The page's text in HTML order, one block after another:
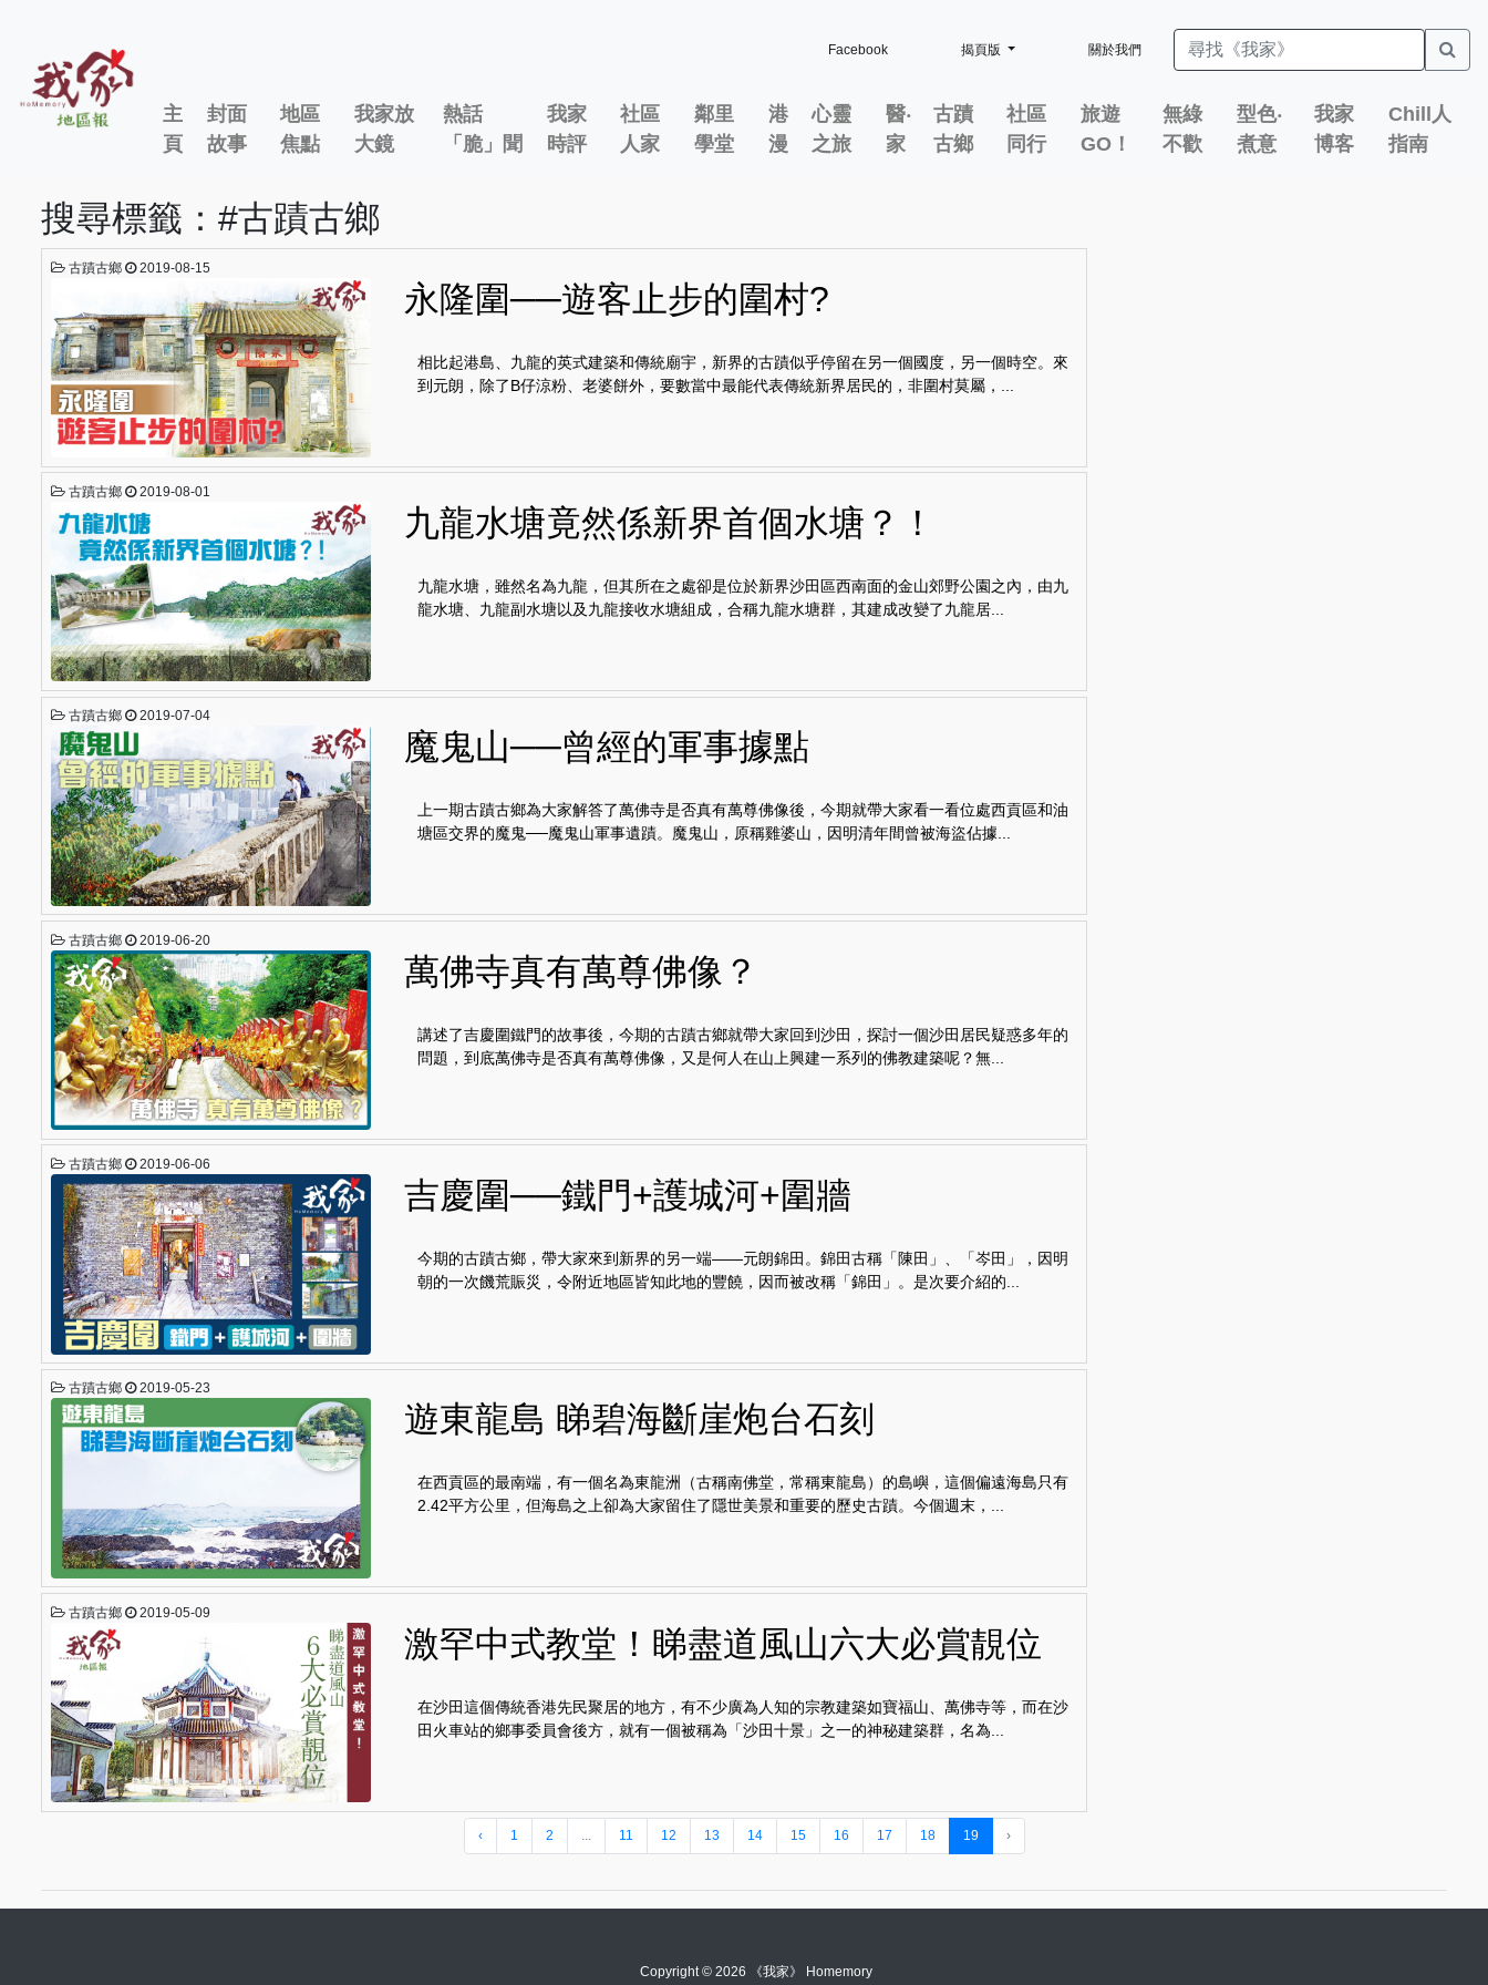
Facebook 揭頁版 關於我們
主
頁
封面
故事
地區
焦點
我家放
大鏡
熱話
「脆」聞
我家
時評
社區
人家
鄰里
學堂
港
漫
心靈
之旅
醫‧
家
古蹟
古鄉
社區
同行
旅遊
GO！
無綠
不歡
型色‧
煮意
我家
博客
Chill人
指南
搜尋標籤：#古蹟古鄉
古蹟古鄉 2019-08-15
永隆圍──遊客止步的圍村?
相比起港島、九龍的英式建築和傳統廟宇，新界的古蹟似乎停留在另一個國度，另一個時空。來
到元朗，除了B仔涼粉、老婆餅外，要數當中最能代表傳統新界居民的，非圍村莫屬，...
古蹟古鄉 2019-08-01
九龍水塘竟然係新界首個水塘？！
九龍水塘，雖然名為九龍，但其所在之處卻是位於新界沙田區西南面的金山郊野公園之內，由九
龍水塘、九龍副水塘以及九龍接收水塘組成，合稱九龍水塘群，其建成改變了九龍居...
古蹟古鄉 2019-07-04
魔鬼山──曾經的軍事據點
上一期古蹟古鄉為大家解答了萬佛寺是否真有萬尊佛像後，今期就帶大家看一看位處西貢區和油
塘區交界的魔鬼──魔鬼山軍事遺蹟。魔鬼山，原稱雞婆山，因明清年間曾被海盜佔據...
古蹟古鄉 2019-06-20
萬佛寺真有萬尊佛像？
講述了吉慶圍鐵門的故事後，今期的古蹟古鄉就帶大家回到沙田，探討一個沙田居民疑惑多年的
問題，到底萬佛寺是否真有萬尊佛像，又是何人在山上興建一系列的佛教建築呢？無...
古蹟古鄉 2019-06-06
吉慶圍──鐵門+護城河+圍牆
今期的古蹟古鄉，帶大家來到新界的另一端——元朗錦田。錦田古稱「陳田」、「岑田」，因明
朝的一次饑荒賑災，令附近地區皆知此地的豐饒，因而被改稱「錦田」。是次要介紹的...
古蹟古鄉 2019-05-23
遊東龍島 睇碧海斷崖炮台石刻
在西貢區的最南端，有一個名為東龍洲（古稱南佛堂，常稱東龍島）的島嶼，這個偏遠海島只有
2.42平方公里，但海島之上卻為大家留住了隱世美景和重要的歷史古蹟。今個週末，...
古蹟古鄉 2019-05-09
激罕中式教堂！睇盡道風山六大必賞靚位
在沙田這個傳統香港先民聚居的地方，有不少廣為人知的宗教建築如寶福山、萬佛寺等，而在沙
田火車站的鄉事委員會後方，就有一個被稱為「沙田十景」之一的神秘建築群，名為...
‹ 1 2 11 12 13 14 15 16 17 18 19 ›
Copyright © 2026 《我家》 Homemory